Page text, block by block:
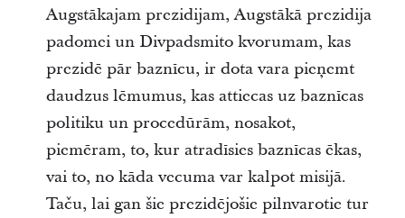
Augstākajam prezidijam, Augstākā prezidija
padomei un Divpadsmito kvorumam, kas
prezidē pār baznīcu, ir dota vara pieņemt
daudzus lēmumus, kas attiecas uz baznīcas
politiku un procedūrām, nosakot,
piemēram, to, kur atradīsies baznīcas ēkas,
vai to, no kāda vecuma var kalpot misijā.
Taču, lai gan šie prezidējošie pilnvarotie tur